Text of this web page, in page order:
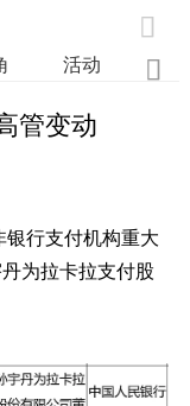

活动 业

管变动
行支付机构重大
为拉卡拉支付股